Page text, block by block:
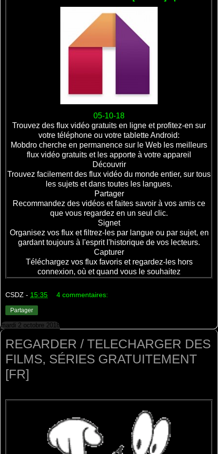
05-10-18
Trouvez des flux vidéo gratuits en ligne et profitez-en sur
votre téléphone ou votre tablette Android:
Mobdro cherche en permanence sur le Web les meilleurs
flux vidéo gratuits et les apporte à votre appareil
Découvrir
Trouvez facilement des flux vidéo du monde entier, sur tous
les sujets et dans toutes les langues.
Partager
Recommandez des vidéos et faites savoir à vos amis ce
que vous regardez en un seul clic.
Signet
Organisez vos flux et filtrez-les par langue ou par sujet, en
gardant toujours à l'esprit l'historique de vos lecteurs.
Capturer
Téléchargez vos flux favoris et regardez-les hors
connexion, où et quand vous le souhaitez
CSDZ - 15:35 4 commentaires:
Partager
mardi 2 octobre 2018
REGARDER / TELECHARGER DES
FILMS, SÉRIES GRATUITEMENT
[FR]